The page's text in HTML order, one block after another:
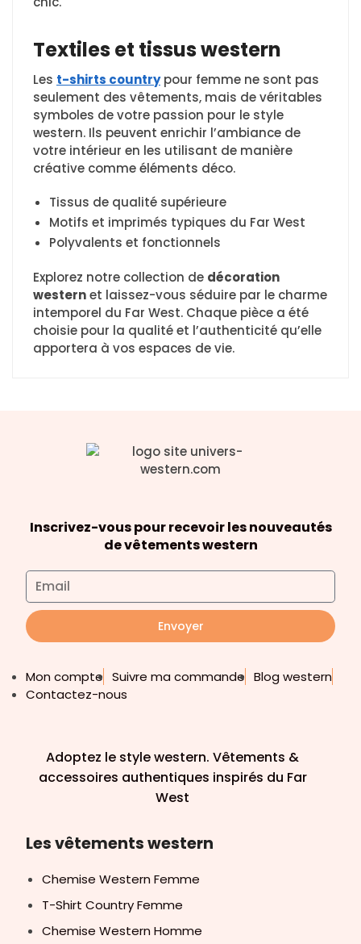
Textiles et tissus western
Les t-shirts countrypour femme ne sont pas
seulement des vêtements, mais de véritables
symboles de votre passion pour le style
western. Ils peuvent enrichir l’ambiance de
votre intérieur en les utilisant de manière
créative comme éléments déco.
Tissus de qualité supérieure
Motifs et imprimés typiques du Far West
Polyvalents et fonctionnels
Explorez notre collection de décoration
westernet laissez-vous séduire par le charme
intemporel du Far West. Chaque pièce a été
choisie pour la qualité et l’authenticité qu’elle
apportera à vos espaces de vie.
Inscrivez-vous pour recevoir les nouveautés
de vêtements western
Envoyer
Mon compte Suivre ma commande Blog western
Contactez-nous
Adoptez le style western. Vêtements &
accessoires authentiques inspirés du Far
West
Les vêtements western
Chemise Western Femme
T-Shirt Country Femme
Chemise Western Homme